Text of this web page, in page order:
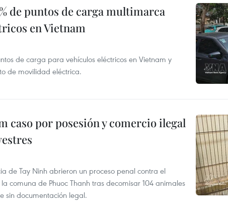
de puntos de carga multimarca
en Vietnam
de carga para vehículos eléctricos en Vietnam y
de movilidad eléctrica.
caso por posesión y comercio ilegal
de Tay Ninh abrieron un proceso penal contra el
comuna de Phuoc Thanh tras decomisar 104 animales
sin documentación legal.